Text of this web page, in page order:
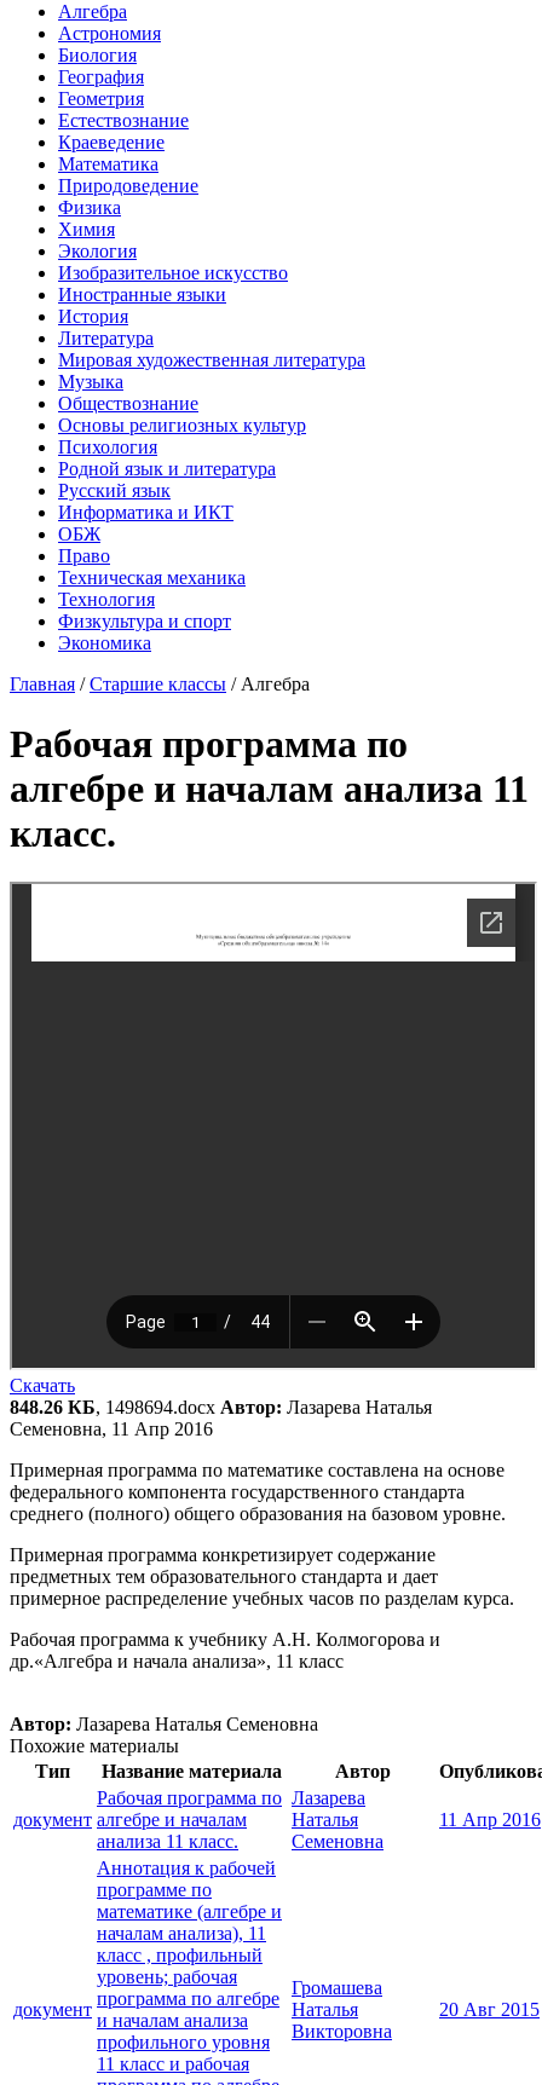
Алгебра
Астрономия
Биология
География
Геометрия
Естествознание
Краеведение
Математика
Природоведение
Физика
Химия
Экология
Изобразительное искусство
Иностранные языки
История
Литература
Мировая художественная литература
Музыка
Обществознание
Основы религиозных культур
Психология
Родной язык и литература
Русский язык
Информатика и ИКТ
ОБЖ
Право
Техническая механика
Технология
Физкультура и спорт
Экономика
Главная /Старшие классы / Алгебра
Рабочая программа по
алгебре и началам анализа 11
класс.
Скачать
848.26 КБ, 1498694.docx Автор: Лазарева Наталья
Семеновна, 11 Апр 2016
Примерная программа по математике составлена на основе
федерального компонента государственного стандарта
среднего (полного) общего образования на базовом уровне.
Примерная программа конкретизирует содержание
предметных тем образовательного стандарта и дает
примерное распределение учебных часов по разделам курса.
Рабочая программа к учебнику А.Н. Колмогорова и
др.«Алгебра и начала анализа», 11 класс
Автор: Лазарева Наталья Семеновна
Похожие материалы
Тип
Название материала Автор
документ
Рабочая программа по
алгебре и началам
анализа 11 класс.
Лазарева
Наталья
Семеновна
11 Апр 2016
документ
Аннотация к рабочей
программе по
математике (алгебре и
началам анализа), 11
класс , профильный
уровень; рабочая
программа по алгебре
и началам анализа
профильного уровня
11 класс и рабочая
Громашева
Наталья
Викторовна
20 Авг 2015